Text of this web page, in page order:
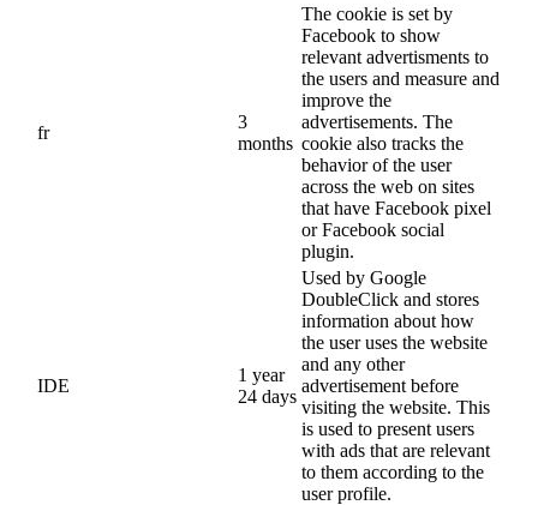
fr
3
months
The cookie is set by
Facebook to show
relevant advertisments to
the users and measure and
improve the
advertisements. The
cookie also tracks the
behavior of the user
across the web on sites
that have Facebook pixel
or Facebook social
plugin.
IDE
1 year
24 days
Used by Google
DoubleClick and stores
information about how
the user uses the website
and any other
advertisement before
visiting the website. This
is used to present users
with ads that are relevant
to them according to the
user profile.